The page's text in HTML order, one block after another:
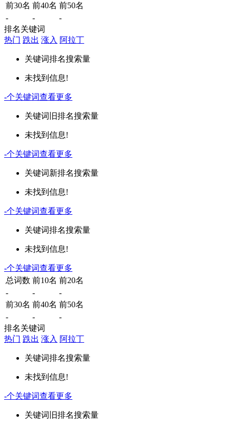
前30名 前40名 前50名
-
-
-
排名关键词
热门 跌出 涨入 阿拉丁
关键词排名搜索量
未找到信息!
-个关键词查看更多
关键词 旧排名搜索量
未找到信息!
-个关键词查看更多
关键词新排名搜索量
未找到信息!
-个关键词查看更多
关键词排名搜索量
未找到信息!
-个关键词查看更多
总词数 前10名 前20名
-
-
-
前30名 前40名 前50名
-
-
-
排名关键词
热门 跌出 涨入 阿拉丁
关键词排名搜索量
未找到信息!
-个关键词查看更多
关键词 旧排名搜索量